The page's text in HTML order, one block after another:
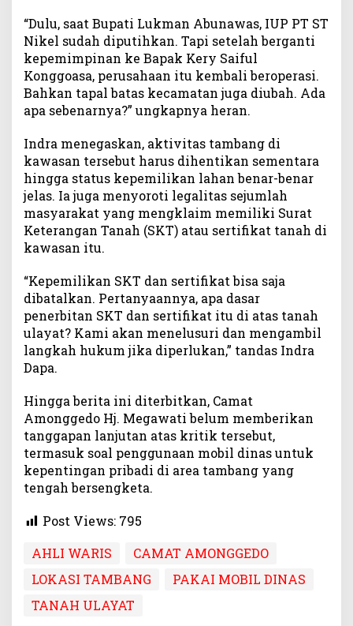
“Dulu, saat Bupati Lukman Abunawas, IUP PT ST
Nikel sudah diputihkan. Tapi setelah berganti
kepemimpinan ke Bapak Kery Saiful
Konggoasa, perusahaan itu kembali beroperasi.
Bahkan tapal batas kecamatan juga diubah. Ada
apa sebenarnya?” ungkapnya heran.
Indra menegaskan, aktivitas tambang di
kawasan tersebut harus dihentikan sementara
hingga status kepemilikan lahan benar-benar
jelas. Ia juga menyoroti legalitas sejumlah
masyarakat yang mengklaim memiliki Surat
Keterangan Tanah (SKT) atau sertifikat tanah di
kawasan itu.
“Kepemilikan SKT dan sertifikat bisa saja
dibatalkan. Pertanyaannya, apa dasar
penerbitan SKT dan sertifikat itu di atas tanah
ulayat? Kami akan menelusuri dan mengambil
langkah hukum jika diperlukan,” tandas Indra
Dapa.
Hingga berita ini diterbitkan, Camat
Amonggedo Hj. Megawati belum memberikan
tanggapan lanjutan atas kritik tersebut,
termasuk soal penggunaan mobil dinas untuk
kepentingan pribadi di area tambang yang
tengah bersengketa.
Post Views: 795
AHLI WARIS
CAMAT AMONGGEDO
LOKASI TAMBANG
PAKAI MOBIL DINAS
TANAH ULAYAT